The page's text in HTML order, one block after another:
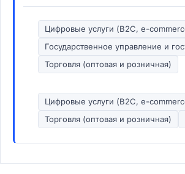
Цифровые услуги (B2C, e-
Государственное управление и
Торговля (оптовая и розничная)
Цифровые услуги (B2C, e-
Торговля (оптовая и розничная)